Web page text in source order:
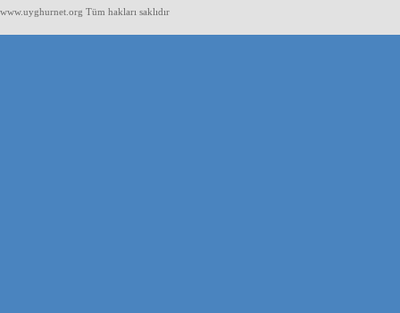
www.uyghurnet.org Tüm hakları saklıdır